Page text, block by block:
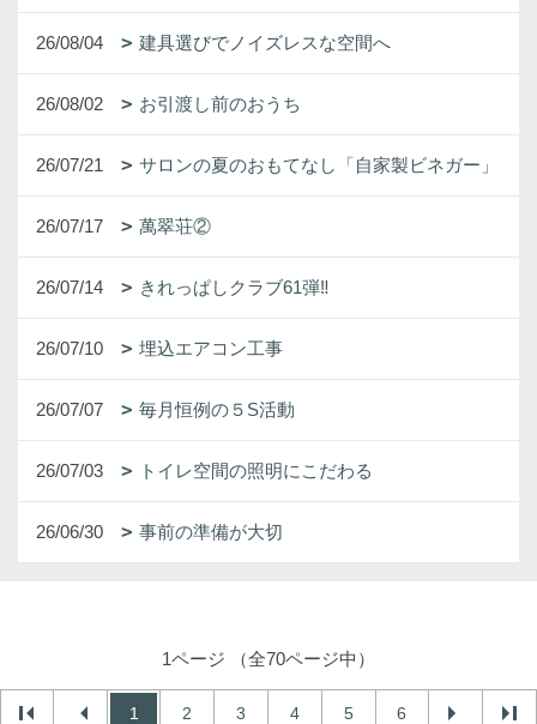
26/08/04 建具選びでノイズレスな空間へ
26/08/02 お引渡し前のおうち
26/07/21 サロンの夏のおもてなし「自家製ビネガー」
26/07/17 萬翠荘②
26/07/14 きれっぱしクラブ61弾‼
26/07/10 埋込エアコン工事
26/07/07 毎月恒例の５S活動
26/07/03 トイレ空間の照明にこだわる
26/06/30 事前の準備が大切
1ページ （全70ページ中）
1 2 3 4 5 6